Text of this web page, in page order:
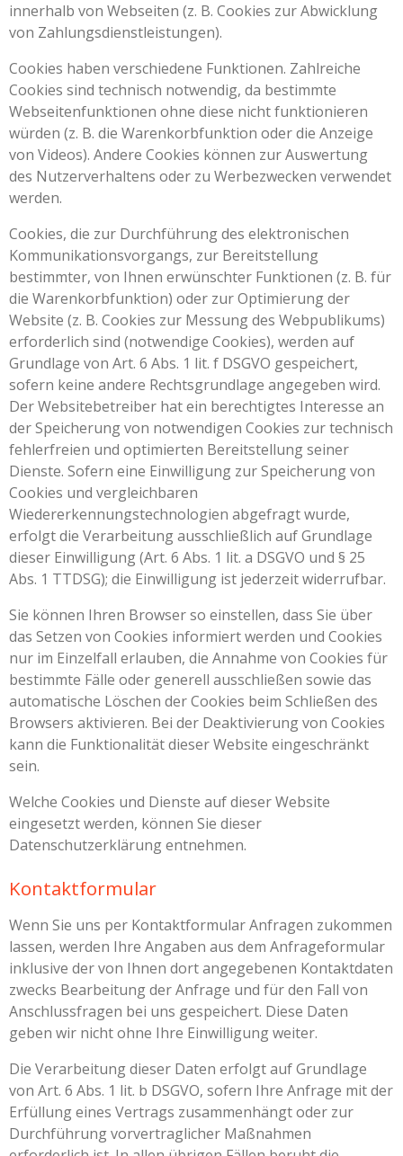
innerhalb von Webseiten (z. B. Cookies zur Abwicklung
von Zahlungsdienstleistungen).
Cookies haben verschiedene Funktionen. Zahlreiche
Cookies sind technisch notwendig, da bestimmte
Webseitenfunktionen ohne diese nicht funktionieren
würden (z. B. die Warenkorbfunktion oder die Anzeige
von Videos). Andere Cookies können zur Auswertung
des Nutzerverhaltens oder zu Werbezwecken verwendet
werden.
Cookies, die zur Durchführung des elektronischen
Kommunikationsvorgangs, zur Bereitstellung
bestimmter, von Ihnen erwünschter Funktionen (z. B. für
die Warenkorbfunktion) oder zur Optimierung der
Website (z. B. Cookies zur Messung des Webpublikums)
erforderlich sind (notwendige Cookies), werden auf
Grundlage von Art. 6 Abs. 1 lit. f DSGVO gespeichert,
sofern keine andere Rechtsgrundlage angegeben wird.
Der Websitebetreiber hat ein berechtigtes Interesse an
der Speicherung von notwendigen Cookies zur technisch
fehlerfreien und optimierten Bereitstellung seiner
Dienste. Sofern eine Einwilligung zur Speicherung von
Cookies und vergleichbaren
Wiedererkennungstechnologien abgefragt wurde,
erfolgt die Verarbeitung ausschließlich auf Grundlage
dieser Einwilligung (Art. 6 Abs. 1 lit. a DSGVO und § 25
Abs. 1 TTDSG); die Einwilligung ist jederzeit widerrufbar.
Sie können Ihren Browser so einstellen, dass Sie über
das Setzen von Cookies informiert werden und Cookies
nur im Einzelfall erlauben, die Annahme von Cookies für
bestimmte Fälle oder generell ausschließen sowie das
automatische Löschen der Cookies beim Schließen des
Browsers aktivieren. Bei der Deaktivierung von Cookies
kann die Funktionalität dieser Website eingeschränkt
sein.
Welche Cookies und Dienste auf dieser Website
eingesetzt werden, können Sie dieser
Datenschutzerklärung entnehmen.
Kontaktformular
Wenn Sie uns per Kontaktformular Anfragen zukommen
lassen, werden Ihre Angaben aus dem Anfrageformular
inklusive der von Ihnen dort angegebenen Kontaktdaten
zwecks Bearbeitung der Anfrage und für den Fall von
Anschlussfragen bei uns gespeichert. Diese Daten
geben wir nicht ohne Ihre Einwilligung weiter.
Die Verarbeitung dieser Daten erfolgt auf Grundlage
von Art. 6 Abs. 1 lit. b DSGVO, sofern Ihre Anfrage mit der
Erfüllung eines Vertrags zusammenhängt oder zur
Durchführung vorvertraglicher Maßnahmen